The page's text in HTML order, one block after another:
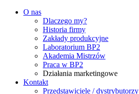
O nas
Dlaczego my?
Historia firmy
Zakłady produkcyjne
Laboratorium BP2
Akademia Mistrzów
Praca w BP2
Działania marketingowe
Kontakt
Przedstawiciele / dystrybutorzy